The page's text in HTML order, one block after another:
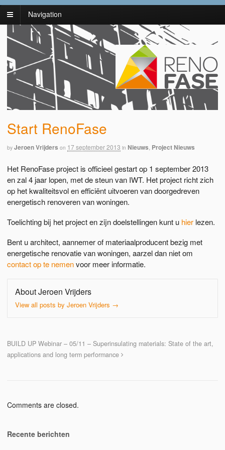
Navigation
Start RenoFase
by Jeroen Vrijders on 17 september 2013 in Nieuws Project Nieuws
Het RenoFase project is officieel gestart op 1 september 2013
en zal 4 jaar lopen, met de steun van IWT. Het project richt zich
op het kwaliteitsvol en efficiënt uitvoeren van doorgedreven
energetisch renoveren van woningen.
Toelichting bij het project en zijn doelstellingen kunt u hier lezen.
Bent u architect, aannemer of materiaalproducent bezig met
energetische renovatie van woningen, aarzel dan niet om
contact op te nemenvoor meer informatie.
About Jeroen Vrijders
View all posts by Jeroen Vrijders →
BUILD UP Webinar – 05/11 – Superinsulating materials: State of the art,
applications and long term performance
Comments are closed.
Recente berichten